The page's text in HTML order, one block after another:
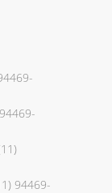
94469-